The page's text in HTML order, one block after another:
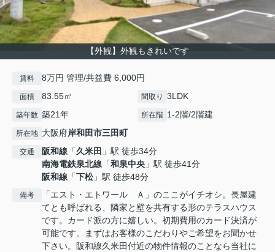
【外観】外観もきれいです
賃料 8万円 管理/共益費 6,000円
面積 83.55㎡ 間取り 3LDK
築年数 築21年 所在階 1-2階/2階建
所在地 大阪府岸和田市三田町
交通 阪和線 「久米田 」駅 徒歩34分
南海電鉄泉北線 「和泉中央 」駅 徒歩41分
阪和線 「下松」駅 徒歩48分
備考
「エスト・エトワール Ａ」のここがイチオシ。長屋建
てとも呼ばれる、隣家と壁を共有する形のテラスハウス
です。カード派の方に嬉しい。初期費用のカード決済が
可能です。まずはお客様のこだわりやご希望をお聞かせ
下さい。阪和線久米田付近の物件情報のことなら当社に